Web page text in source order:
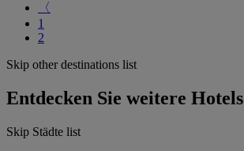
〈
1
2
Skip other destinations list
Entdecken Sie weitere Hotels
Skip Städte list